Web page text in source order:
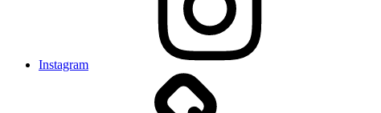
Instagram